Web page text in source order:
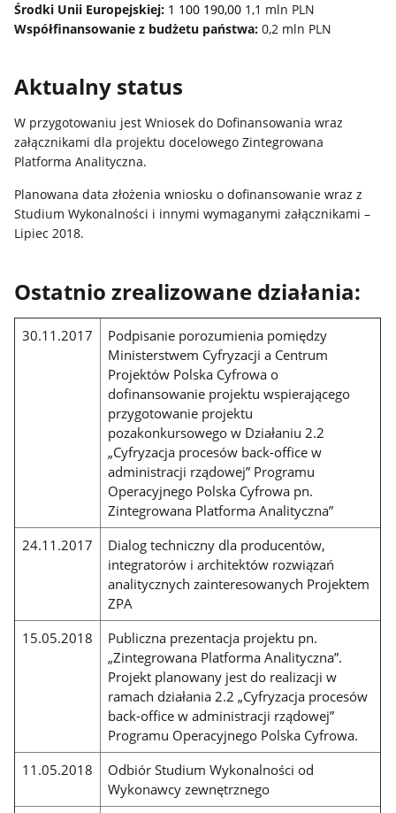
Środki Unii Europejskiej: 1 100 190,00 1,1 mln PLN
Współfinansowanie z budżetu państwa: 0,2 mln PLN
Aktualny status
W przygotowaniu jest Wniosek do Dofinansowania wraz
załącznikami dla projektu docelowego Zintegrowana
Platforma Analityczna.
Planowana data złożenia wniosku o dofinansowanie wraz z
Studium Wykonalności i innymi wymaganymi załącznikami –
Lipiec 2018.
Ostatnio zrealizowane działania:
30.11.2017
Podpisanie porozumienia pomiędzy
Ministerstwem Cyfryzacji a Centrum
Projektów Polska Cyfrowa o
dofinansowanie projektu wspierającego
przygotowanie projektu
pozakonkursowego w Działaniu 2.2
„Cyfryzacja procesów back-office w
administracji rządowej” Programu
Operacyjnego Polska Cyfrowa pn.
Zintegrowana Platforma Analityczna”
24.11.2017
Dialog techniczny dla producentów,
integratorów i architektów rozwiązań
analitycznych zainteresowanych Projektem
ZPA
15.05.2018
Publiczna prezentacja projektu pn.
„Zintegrowana Platforma Analityczna”.
Projekt planowany jest do realizacji w
ramach działania 2.2 „Cyfryzacja procesów
back-office w administracji rządowej”
Programu Operacyjnego Polska Cyfrowa.
11.05.2018
Odbiór Studium Wykonalności od
Wykonawcy zewnętrznego